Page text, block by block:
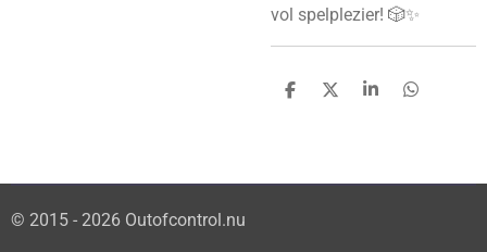
vol spelplezier! 🎲✨
D
D
S
D
© 2015 - 2026 Outofcontrol.nu